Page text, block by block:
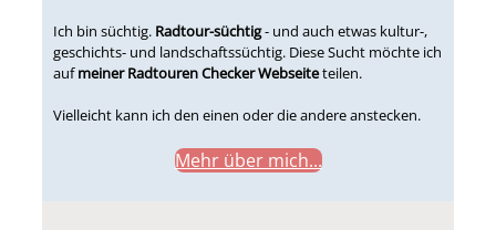
Ich bin süchtig. Radtour-süchtig- und auch etwas kultur-,
geschichts- und landschaftssüchtig. Diese Sucht möchte ich
aufmeiner Radtouren Checker Webseiteteilen.
Vielleicht kann ich den einen oder die andere anstecken.
Mehr über mich...